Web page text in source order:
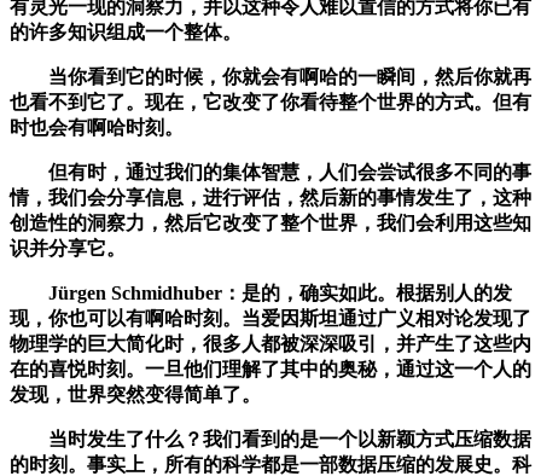
有灵光一现的洞察力，并以这种令人难以置信的方式将你已有
的许多知识组成一个整体。
当你看到它的时候，你就会有啊哈的一瞬间，然后你就再
也看不到它了。现在，它改变了你看待整个世界的方式。但有
时也会有啊哈时刻。
但有时，通过我们的集体智慧，人们会尝试很多不同的事
情，我们会分享信息，进行评估，然后新的事情发生了，这种
创造性的洞察力，然后它改变了整个世界，我们会利用这些知
识并分享它。
Jürgen Schmidhuber：是的，确实如此。根据别人的发
现，你也可以有啊哈时刻。当爱因斯坦通过广义相对论发现了
物理学的巨大简化时，很多人都被深深吸引，并产生了这些内
在的喜悦时刻。一旦他们理解了其中的奥秘，通过这一个人的
发现，世界突然变得简单了。
当时发生了什么？我们看到的是一个以新颖方式压缩数据
的时刻。事实上，所有的科学都是一部数据压缩的发展史。科